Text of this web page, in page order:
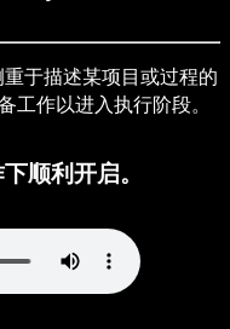
于描述某项目或过程的
工作以进入执行阶段。
顺利开启。